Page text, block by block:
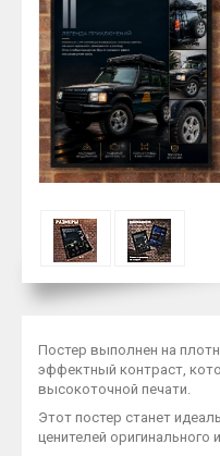
Постер выполнен на
эффектный контраст,
высокоточной печати.
Этот постер станет
ценителей